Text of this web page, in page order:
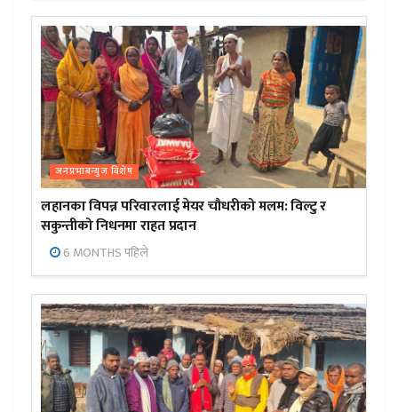
जनप्रभाबन्युज विशेष
लहानका विपन्न परिवारलाई मेयर चौधरीको मलम: विल्टु र
सकुन्तीको निधनमा राहत प्रदान
6 MONTHS पहिले